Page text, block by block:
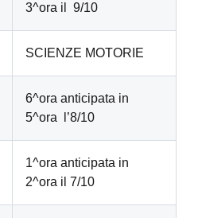
3^ora il 9/10
SCIENZE MOTORIE
6^ora anticipata in
5^ora l’8/10
1^ora anticipata in
2^ora il 7/10